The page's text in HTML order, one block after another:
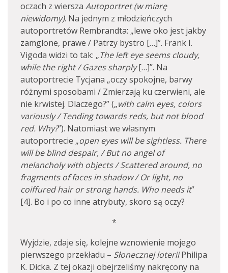
oczach z wiersza Autoportret (w miarę
niewidomy). Na jednym z młodzieńczych
autoportretów Rembrandta: „lewe oko jest jakby
zamglone, prawe / Patrzy bystro […]”. Frank I.
Vigoda widzi to tak: „The left eye seems cloudy,
while the right / Gazes sharply[…]”. Na
autoportrecie Tycjana „oczy spokojne, barwy
różnymi sposobami / Zmierzają ku czerwieni, ale
nie krwistej. Dlaczego?” („with calm eyes, colors
variously / Tending towards reds, but not blood
red. Why?”). Natomiast we własnym
autoportrecie „open eyes will be sightless. There
will be blind despair, / But no angel of
melancholy with objects / Scattered around, no
fragments of faces in shadow / Or light, no
coiffured hair or strong hands. Who needs it”
[4]. Bo i po co inne atrybuty, skoro są oczy?
*
Wyjdzie, zdaje się, kolejne wznowienie mojego
pierwszego przekładu – Słonecznej loteriiPhilipa
K. Dicka. Z tej okazji obejrzeliśmy nakręcony na